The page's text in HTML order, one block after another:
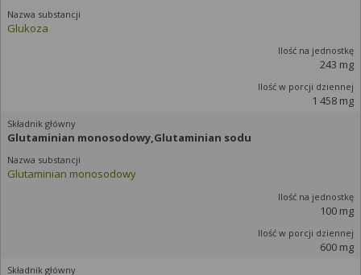
Glukoza
243 mg
1 458 mg
Glutaminian monosodowy,Glutaminian sodu
Glutaminian monosodowy
100 mg
600 mg